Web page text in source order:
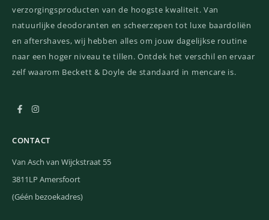
verzorgingsproducten van de hoogste kwaliteit. Van
natuurlijke deodoranten en scheerzepen tot luxe baardoliën
en aftershaves, wij hebben alles om jouw dagelijkse routine
naar een hoger niveau te tillen. Ontdek het verschil en ervaar
zelf waarom Beckett & Doyle de standaard in mencare is.
CONTACT
Van Asch van Wijckstraat 55
3811LP Amersfoort
(Géén bezoekadres)